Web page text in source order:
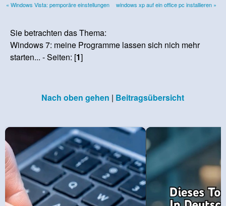
« Windows Vista: pemporäre einstellungen windows xp auf ein office pc installieren »
Sie betrachten das Thema:
Windows 7: meine Programme lassen sich nich mehr
starten... - Seiten: [1]
Nach oben gehen | Beitragsübersicht